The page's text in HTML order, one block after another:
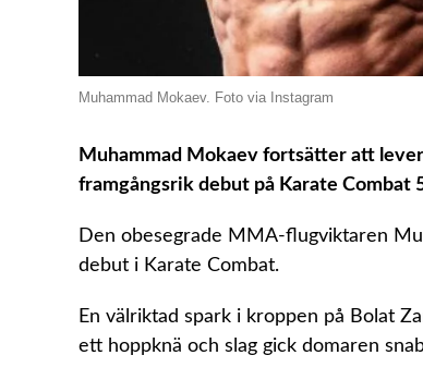
Muhammad Mokaev. Foto via Instagram
Muhammad Mokaev fortsätter att
framgångsrik debut på Karate Combat
Den obesegrade MMA-flugviktaren
debut i Karate Combat.
En välriktad spark i kroppen på Bolat
ett hoppknä och slag gick domaren